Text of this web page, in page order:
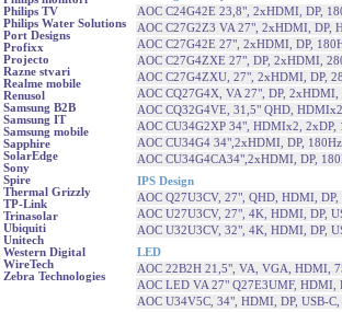
Philips TV
Philips Water Solutions
Port Designs
Profixx
Projecto
Razne stvari
Realme mobile
Renusol
Samsung B2B
Samsung IT
Samsung mobile
Sapphire
SolarEdge
Sony
Spire
Thermal Grizzly
TP-Link
Trinasolar
Ubiquiti
Unitech
Western Digital
WireTech
Zebra Technologies
AOC C24G42E 23,8", 2xHDMI, DP,
AOC C27G2Z3 VA 27", 2xHDMI, DP,
AOC C27G42E 27", 2xHDMI, DP,
AOC C27G4ZXE 27", DP, 2xHDMI,
AOC C27G4ZXU, 27", 2xHDMI, DP,
AOC CQ27G4X, VA 27", DP,
AOC CQ32G4VE, 31,5" QHD,
AOC CU34G2XP 34", HDMIx2, 2xDP,
AOC CU34G4 34",2xHDMI, DP,
AOC CU34G4CA34",2xHDMI, DP,
IPS Design
AOC Q27U3CV, 27", QHD, HDMI, DP,
AOC U27U3CV, 27", 4K, HDMI, DP,
AOC U32U3CV, 32", 4K, HDMI, DP,
LED
AOC 22B2H 21,5", VA, VGA, HDMI,
AOC LED VA 27" Q27E3UMF, HDMI,
AOC U34V5C, 34", HDMI, DP, USB-